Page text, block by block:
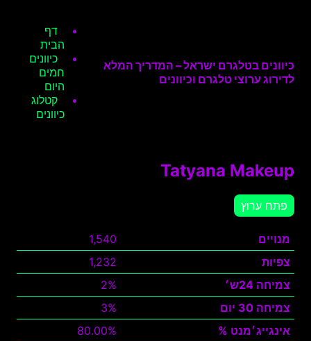
כיוונים בטלגרם ישראל – המדריך המלא
לדירוג ערוצי טלגרם וכיוונים
דף
הבית
כיוונים
חמים
היום
קטלוג
כיוונים
Tatyana Makeup
פתח ערוץ
מנויים
1,540
צפיות
1,232
צמיחה 24ש׳
2%
צמיחה 30 יום
3%
אינגייג׳מנט %
80.00%